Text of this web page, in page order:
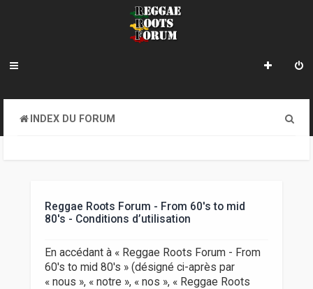
INDEX DU FORUM
Reggae Roots Forum - From 60's to mid
80's - Conditions d’utilisation
En accédant à « Reggae Roots Forum - From
60's to mid 80's » (désigné ci-après par
« nous », « notre », « nos », « Reggae Roots